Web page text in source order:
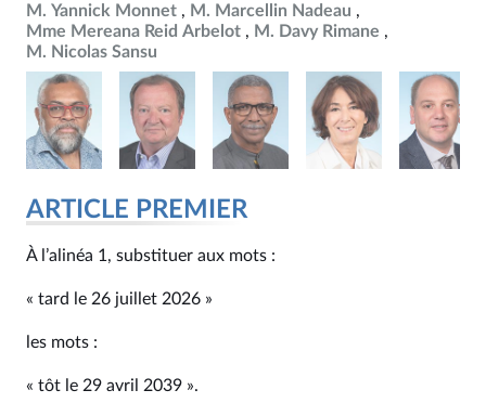
M. Yannick Monnet
M. Marcellin Nadeau
Mme Mereana Reid Arbelot
M. Davy Rimane
M. Nicolas Sansu
ARTICLE PREMIER
À l’alinéa 1, substituer aux mots :
« tard le 26 juillet 2026 »
les mots :
« tôt le 29 avril 2039 ».